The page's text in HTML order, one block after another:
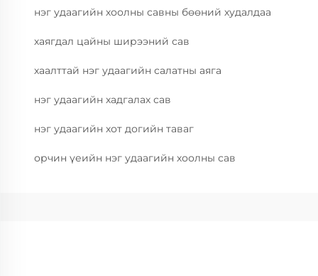
нэг удаагийн хоолны савны бөөний худалдаа
хаягдал цайны ширээний сав
хаалттай нэг удаагийн салатны аяга
нэг удаагийн хадгалах сав
нэг удаагийн хот догийн таваг
орчин үеийн нэг удаагийн хоолны сав